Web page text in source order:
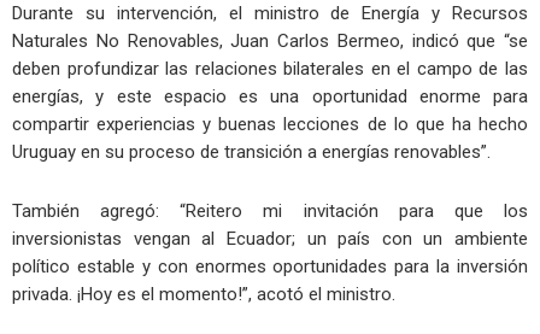
Durante su intervención, el ministro de Energía y Recursos
Naturales No Renovables, Juan Carlos Bermeo, indicó que “se
deben profundizar las relaciones bilaterales en el campo de las
energías, y este espacio es una oportunidad enorme para
compartir experiencias y buenas lecciones de lo que ha hecho
Uruguay en su proceso de transición a energías renovables”.
También agregó: “Reitero mi invitación para que los
inversionistas vengan al Ecuador; un país con un ambiente
político estable y con enormes oportunidades para la inversión
privada. ¡Hoy es el momento!”, acotó el ministro.